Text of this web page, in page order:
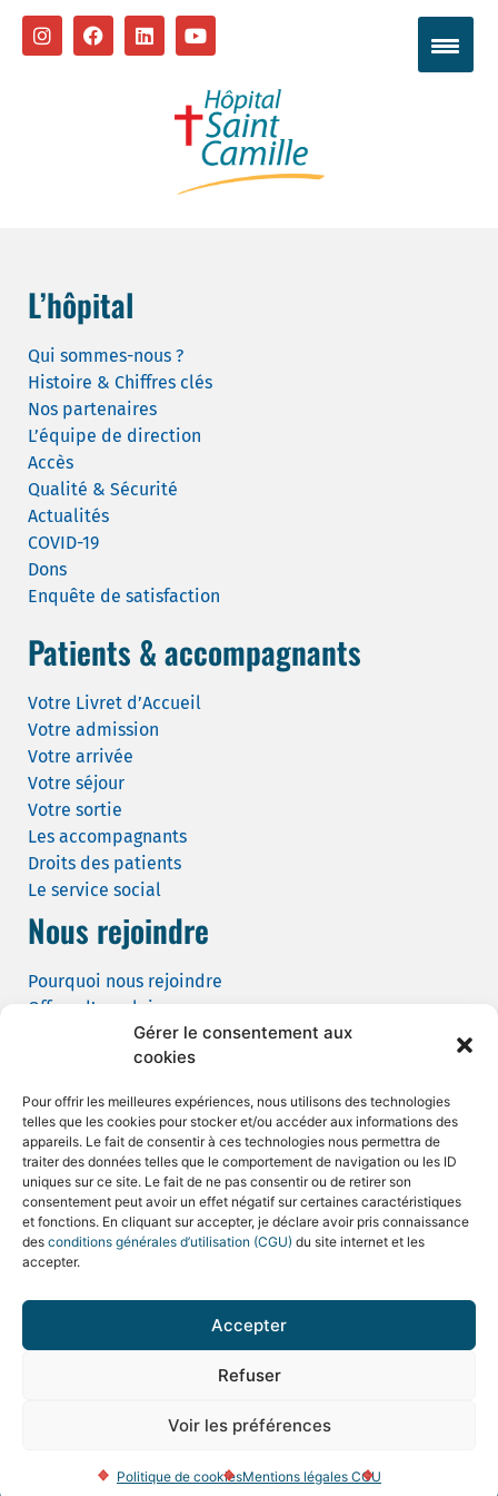
Gérer le consentement aux
cookies
Pour offrir les meilleures expériences, nous utilisons des technologies
telles que les cookies pour stocker et/ou accéder aux informations des
appareils. Le fait de consentir à ces technologies nous permettra de
traiter des données telles que le comportement de navigation ou les ID
uniques sur ce site. Le fait de ne pas consentir ou de retirer son
consentement peut avoir un effet négatif sur certaines caractéristiques
et fonctions. En cliquant sur accepter, je déclare avoir pris connaissance
des conditions générales d’utilisation (CGU) du site internet et les
accepter.
Accepter
Refuser
Voir les préférences
Politique de cookiesMentions légales CGU
L’hôpital
Qui sommes-nous ?
Histoire & Chiffres clés
Nos partenaires
L’équipe de direction
Accès
Qualité & Sécurité
Actualités
COVID-19
Dons
Enquête de satisfaction
Patients & accompagnants
Votre Livret d’Accueil
Votre admission
Votre arrivée
Votre séjour
Votre sortie
Les accompagnants
Droits des patients
Le service social
Nous rejoindre
Pourquoi nous rejoindre
Offres d’emploi
Candidature spontanée
Demande de tournage
Mentions légales et CGU
Politique de confidentialité
Plan du site
Marne la Vallée 77 – Tous droits réservés